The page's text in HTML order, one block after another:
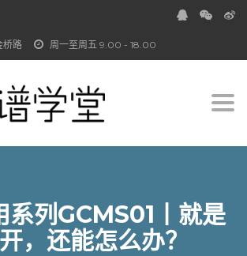
周一至周五 9.00 - 18.00
桥路
系列GCMS01丨就是
，还能怎么办？